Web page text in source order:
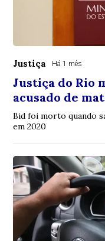
Justiça Há 1 mês
Justiça do Rio
acusado de
Bid foi morto quando
em 2020